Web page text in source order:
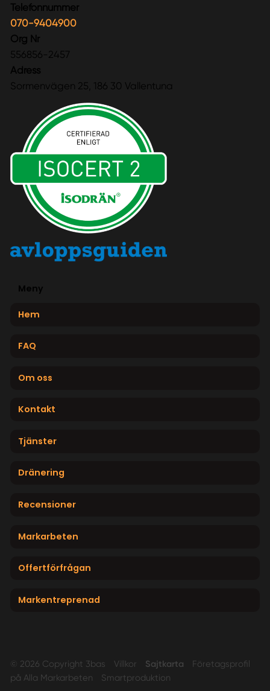
Telefonnummer
070-9404900
Org Nr
556856-2457
Adress
Sormenvägen 25, 186 30 Vallentuna
Meny
Hem
FAQ
Om oss
Kontakt
Tjänster
Dränering
Recensioner
Markarbeten
Offertförfrågan
Markentreprenad
© 2026 Copyright 3bas Villkor Sajtkarta
Företagsprofil
på Alla Markarbeten
Smartproduktion